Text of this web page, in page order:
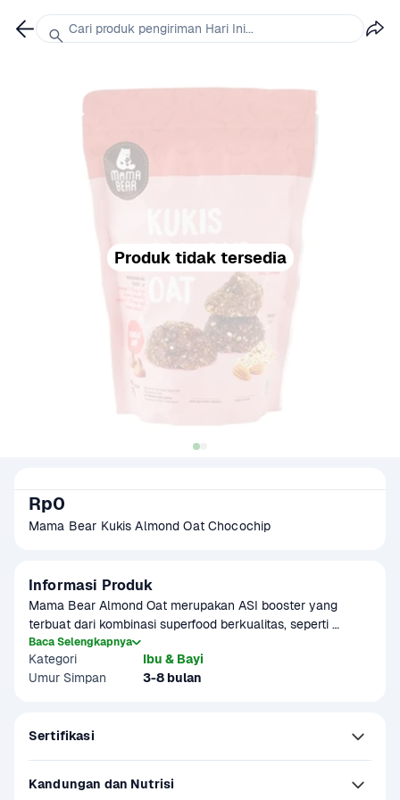
Produk tidak tersedia
Rp0
Mama Bear Kukis Almond Oat Chocochip
Informasi Produk
Mama Bear Almond Oat merupakan ASI booster yang
terbuat dari kombinasi superfood berkualitas, seperti
kacang almond, oat, flaxseed yang diproses dengan
teknologi higienis. Membantu menjaga kualitas dan
produksi ASI. Tersedia dalam berbagai varian rasa.
Baca Selengkapnya
Kategori
Ibu & Bayi
Umur Simpan
3-8 bulan
Sertifikasi
Kandungan dan Nutrisi
Cari produk pengiriman Hari Ini...